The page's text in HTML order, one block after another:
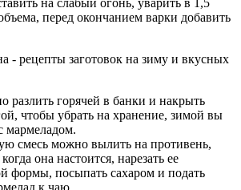
на слабый огонь, уварить в 1,5
перед окончанием варки добавить
разлить горячей в банки и накрыть
чтобы убрать на хранение, зимой вы
мармеладом.
смесь можно вылить на противень,
она настоится, нарезать ее
формы, посыпать сахаром и подать
к чаю.